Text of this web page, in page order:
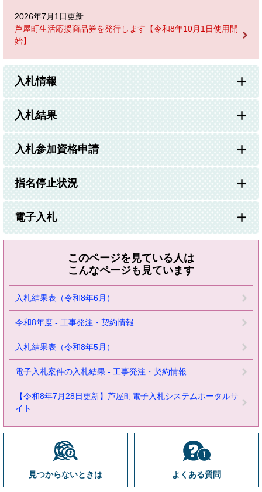
2026年7月1日更新
芦屋町生活応援商品券を発行します【令和8年10月1日使用開
始】
入札情報
入札結果
入札参加資格申請
指名停止状況
電子入札
このページを見ている人は
こんなページも見ています
入札結果表（令和8年6月）
令和8年度 - 工事発注・契約情報
入札結果表（令和8年5月）
電子入札案件の入札結果 - 工事発注・契約情報
【令和8年7月28日更新】芦屋町電子入札システムポータルサ
イト
見つからないときは よくある質問